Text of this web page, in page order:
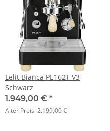
Lelit Bianca PL162T V3
Schwarz
1.949,00 € *
Alter Preis:2.199,00 €